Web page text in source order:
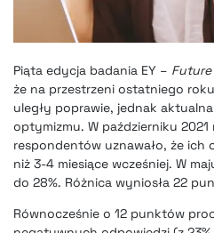
Piąta edycja badania EY – Future
że na przestrzeni ostatniego
uległy poprawie, jednak
optymizmu. W październiku
respondentów uznawało, że ich
niż 3-4 miesiące wcześniej. W
do 28%. Różnica wyniosła 22
Równocześnie o 12 punktów